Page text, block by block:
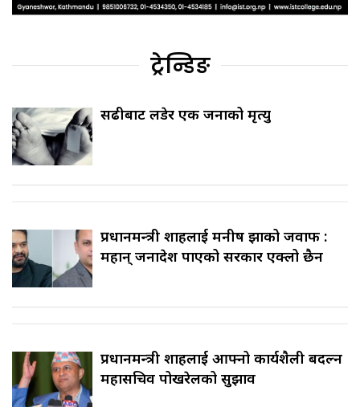
ट्रेन्डिङ
सिँढीबाट लडेर एक जनाको मृत्यु
प्रधानमन्त्री शाहलाई मनीष झाको जवाफ :
महान् जनादेश पाएको सरकार एक्लो छैन
प्रधानमन्त्री शाहलाई आफ्नो कार्यशैली बदल्न
महासचिव पोखरेलको सुझाव